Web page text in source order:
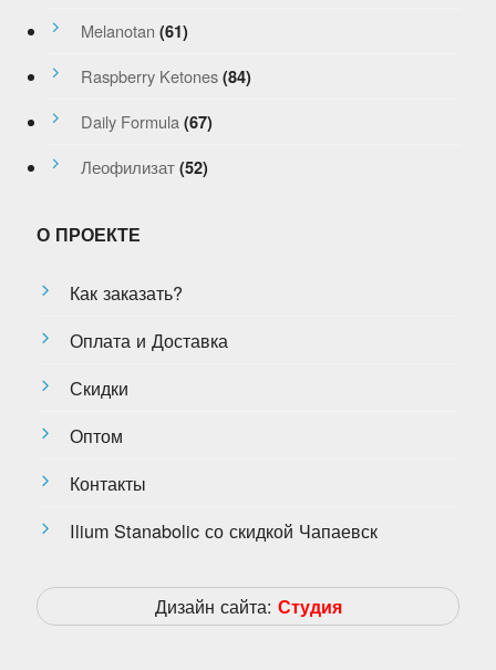
Melanotan (61)
Raspberry Ketones (84)
Daily Formula (67)
Леофилизат (52)
О ПРОЕКТЕ
Как заказать?
Оплата и Доставка
Скидки
Оптом
Контакты
Ilium Stanabolic со скидкой Чапаевск
Дизайн сайта: Студия